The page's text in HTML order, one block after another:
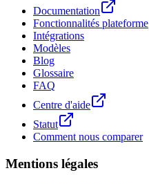
Documentation
Fonctionnalités plateforme
Intégrations
Modèles
Blog
Glossaire
FAQ
Centre d'aide
Statut
Comment nous comparer
Mentions légales